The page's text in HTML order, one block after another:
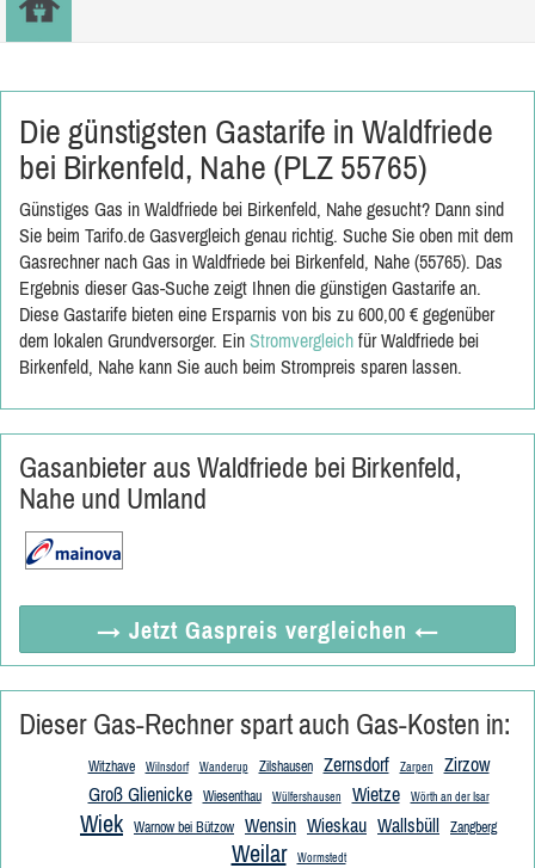
Die günstigsten Gastarife in Waldfriede
bei Birkenfeld, Nahe (PLZ 55765)
Günstiges Gas in Waldfriede bei Birkenfeld, Nahe gesucht? Dann sind
Sie beim Tarifo.de Gasvergleich genau richtig. Suche Sie oben mit dem
Gasrechner nach Gas in Waldfriede bei Birkenfeld, Nahe (55765). Das
Ergebnis dieser Gas-Suche zeigt Ihnen die günstigen Gastarife an.
Diese Gastarife bieten eine Ersparnis von bis zu 600,00 € gegenüber
dem lokalen Grundversorger. Ein Stromvergleich für Waldfriede bei
Birkenfeld, Nahe kann Sie auch beim Strompreis sparen lassen.
Gasanbieter aus Waldfriede bei Birkenfeld,
Nahe und Umland
→ Jetzt Gaspreis vergleichen ←
Dieser Gas-Rechner spart auch Gas-Kosten in:
Witzhave Wilnsdorf Wanderup Zilshausen Zernsdorf Zarpen
Zirzow
Groß Glienicke
Wiesenthau Wülfershausen Wietze Wörth an der Isar
Wiek Warnow bei Bützow Wensin Wieskau Wallsbüll Zangberg
Weilar Wormstedt